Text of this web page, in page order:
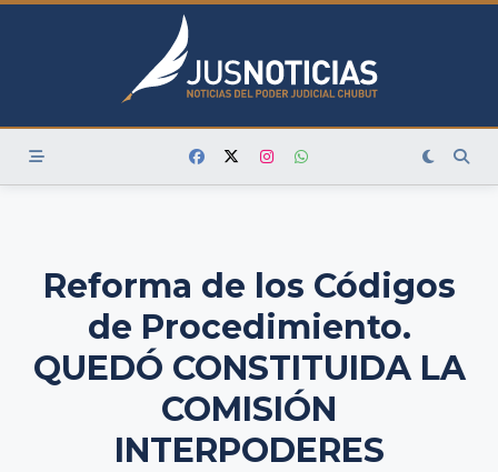
Skip
Reforma de los Códigos
de Procedimiento.
QUEDÓ CONSTITUIDA LA
COMISIÓN
INTERPODERES